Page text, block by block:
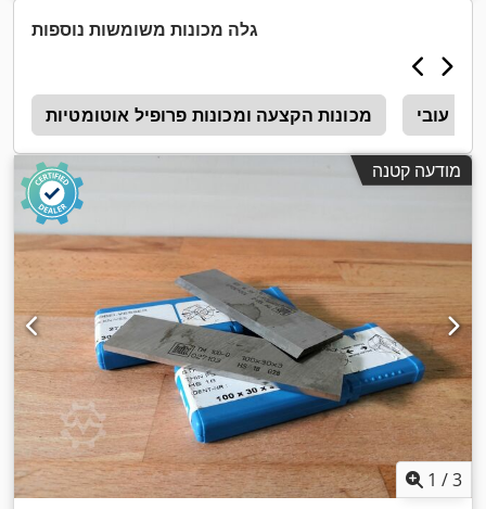
גלה מכונות משומשות נוספות
מכונות הקצעה ומכונות פרופיל אוטומטיות עובי
מודעה קטנה
1 /3